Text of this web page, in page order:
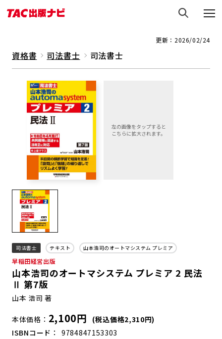
更新：2026/02/24
資格書 司法書士 司法書士
司法書士 テキスト 山本浩司のオートマシステム プレミア
早稲田経営出版
山本浩司のオートマシステム プレミア 2 民法
Ⅱ 第7版
山本 浩司 著
本体価格 2,100円
(税込価格2,310円)
ISBNコード
9784847153303